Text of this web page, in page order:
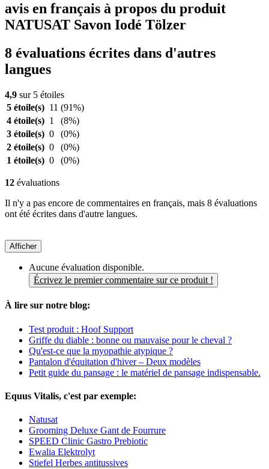
avis en français à propos du produit
NATUSAT Savon Iodé Tölzer
8 évaluations écrites dans d'autres
langues
4,9 sur 5 étoiles
5 étoile(s) 11 (91%)
4 étoile(s) 1
(8%)
3 étoile(s) 0
(0%)
2 étoile(s) 0
(0%)
1 étoile(s) 0 (0%)
12 évaluations
Il n'y a pas encore de commentaires en français, mais 8 évaluations
ont été écrites dans d'autre langues.
Afficher
Aucune évaluation disponible.
Écrivez le premier commentaire sur ce produit !
À lire sur notre blog:
Test produit : Hoof Support
Griffe du diable : bonne ou mauvaise pour le cheval ?
Qu'est-ce que la myopathie atypique ?
Pantalon d'équitation d'hiver – Deux modèles
Petit guide du pansage : le matériel de pansage indispensable.
Equus Vitalis, c'est par exemple:
Natusat
Grooming Deluxe Gant de Fourrure
SPEED Clinic Gastro Prebiotic
Ewalia Elektrolyt
Stiefel Herbes antitussives